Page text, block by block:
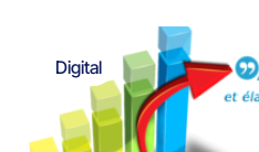
Digital